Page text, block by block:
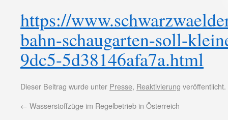
https://
bahn-schaugarten-soll-
9dc5-5d38146afa7a.html
Dieser Beitrag wurde unter Presse, Reaktivierung
← Wasserstoffzüge im Regelbetrieb in Österreich